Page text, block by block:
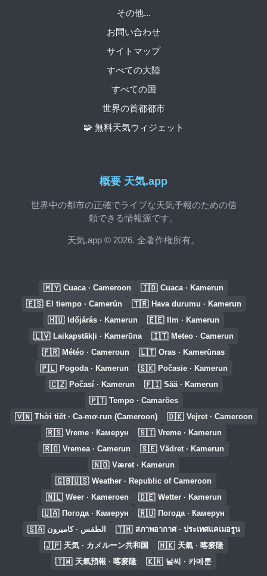
概要 天気.app
世界中の都市の正確でライブな天気予報のための信
頼できる情報源です。
天気.app © 2026. 全著作権所有。
その他...
お問い合わせ
サイトマップ
すべての大陸
すべての国
世界の首都都市
🧩 無料天気ウィジェット
🇲🇾 Cuaca · Cameroon 🇮🇩 Cuaca · Kamerun
🇪🇸 El tiempo · Camerún 🇹🇷 Hava durumu · Kamerun
🇭🇺 Időjárás · Kamerun 🇪🇪 Ilm · Kamerun
🇱🇻 Laikapstākļi · Kamerūna 🇮🇹 Meteo · Camerun
🇫🇷 Météo · Cameroun 🇱🇹 Oras · Kamerūnas
🇵🇱 Pogoda · Kamerun 🇸🇰 Počasie · Kamerun
🇨🇿 Počasí · Kamerun 🇫🇮 Sää · Kamerun
🇵🇹 Tempo · Camarões
🇻🇳 Thời tiết · Ca-mơ-run (Cameroon) 🇩🇰 Vejret · Cameroon
🇷🇸 Vreme · Камерун 🇸🇮 Vreme · Kamerun
🇷🇴 Vremea · Camerun 🇸🇪 Vädret · Kamerun
🇳🇴 Været · Kamerun
🇬🇧🇺🇸 Weather · Republic of Cameroon
🇳🇱 Weer · Kameroen 🇩🇪 Wetter · Kamerun
🇺🇦 Погода · Камерун 🇷🇺 Погода · Камерун
🇸🇦 الطقس · كاميرون 🇹🇭 สภาพอากาศ · ประเทศแคเมอรูน
🇯🇵 天気 · カメルーン共和国 🇭🇰 天氣 · 喀麥隆
🇹🇼 天氣預報 · 喀麥隆 🇰🇷 날씨 · 카메룬